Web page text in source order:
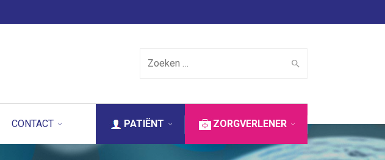
Search for:
CONTACT ZORGVERLENER
PATIËNT